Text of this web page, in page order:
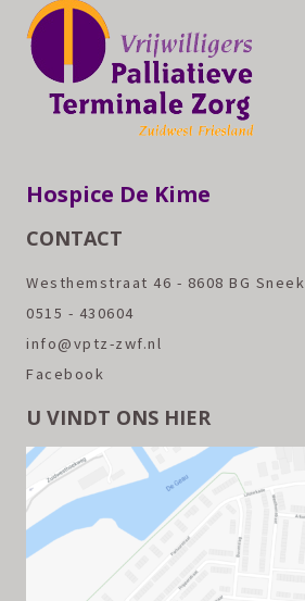
Hospice De Kime
CONTACT
Westhemstraat 46 - 8608 BG Sneek
0515 - 430604
info@vptz-zwf.nl
Facebook
U VINDT ONS HIER